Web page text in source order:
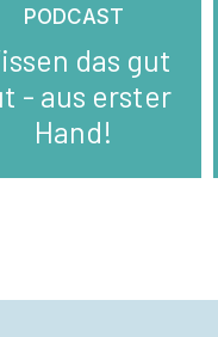
PODCAST
das gut
- aus erster
Hand!